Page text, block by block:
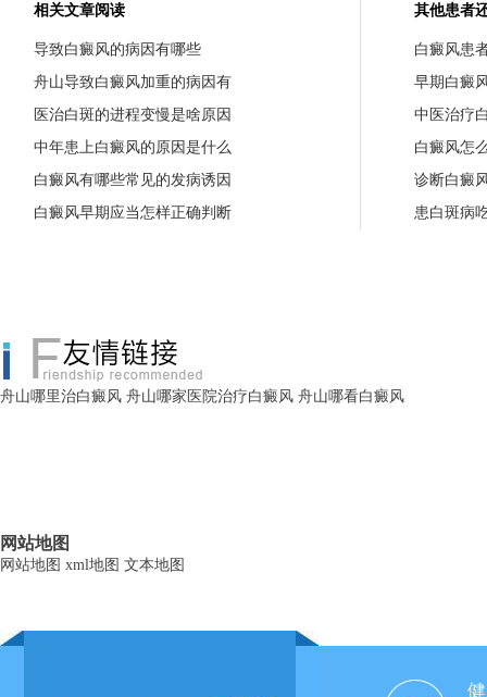
相关文章阅读
导致白癜风的病因有哪些
舟山导致白癜风加重的病因有
医治白斑的进程变慢是啥原因
中年患上白癜风的原因是什么
白癜风有哪些常见的发病诱因
白癜风早期应当怎样正确判断
其他患者
白癜风患
早期白癜
中医治疗
白癜风怎
诊断白癜
患白斑病
舟山哪里治白癜风 舟山哪家医院治疗白癜风 舟山哪看白癜风
网站地图
网站地图 xml地图 文本地图